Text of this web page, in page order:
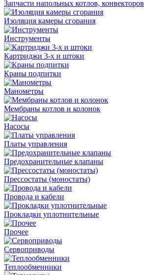
Запчасти напольных котлов, конвекторов
Изоляция камеры сгорания
Инструменты
Картриджи 3-х и штоки
Краны подпитки
Манометры
Мембраны котлов и колонок
Насосы
Платы управления
Предохранительные клапаны
Прессостаты (моностаты)
Провода и кабели
Прокладки уплотнительные
Прочее
Сервоприводы
Теплообменники